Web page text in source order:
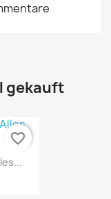
gekauft
favorite_border